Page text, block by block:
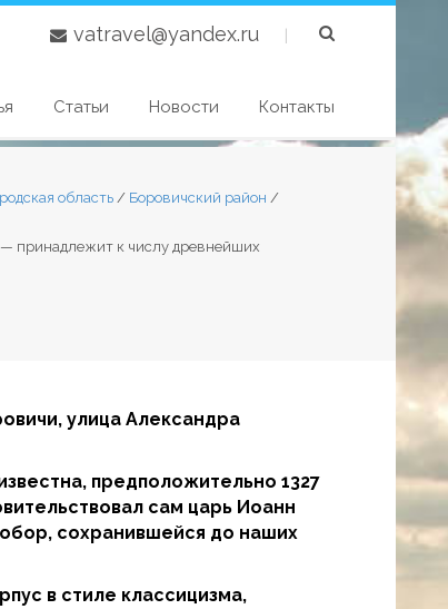
vatravel@yandex.ru |
Статьи Новости Контакты
область / Боровичский район /
принадлежит к числу древнейших
улица Александра
предположительно 1327
сам царь Иоанн
сохранившейся до наших
в стиле классицизма,